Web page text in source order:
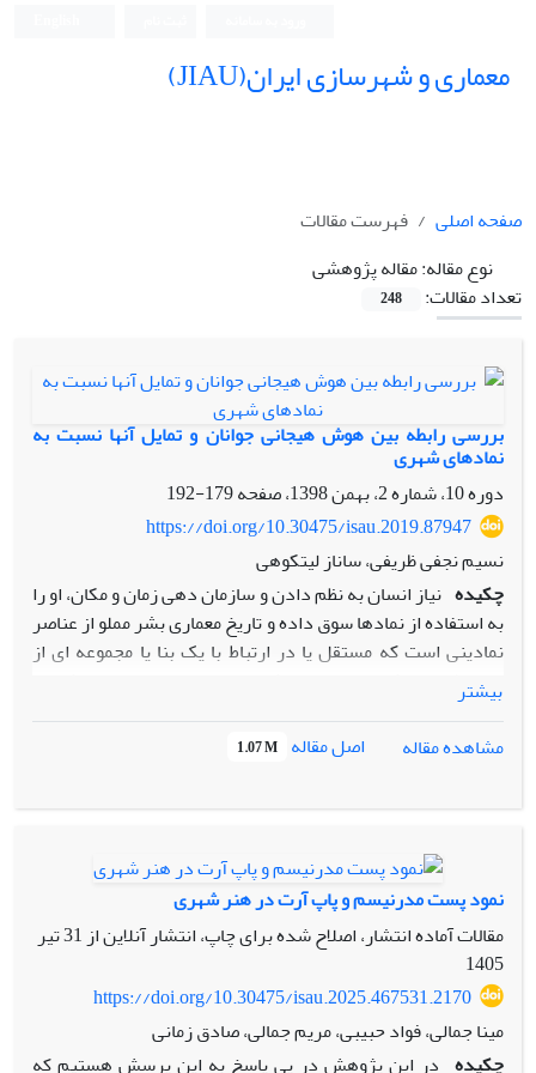
معماری و شهرسازی ایران(JIAU)
صفحه اصلی
فهرست مقالات
نوع مقاله:مقاله پژوهشی
تعداد مقالات:
248
بررسی رابطه بین هوش هیجانی جوانان و تمایل آنها نسبت به
نمادهای شهری
دوره 10، شماره 2، بهمن 1398، صفحه
179-192
https://doi.org/10.30475/isau.2019.87947
نسیم نجفی ظریفی، ساناز لیتکوهی
چکیده نیاز انسان به نظم دادن و سازمان دهی زمان و مکان، او را
به استفاده از نمادها سوق داده و تاریخ معماری بشر مملو از عناصر
نمادینی است که مستقل یا در ارتباط با یک بنا یا مجموعه ای از
بناها ظهور می کنند.المان های شهری نیز به عنوان عناصری که در
آنها غالبا نقش مفهومی و نمادین قوی تر از عملکرد کالبدی است،
به عنوان گونه اصلی عناصر نمادین در سکونتگاه های انسانی درک
می‌شوند.این پژوهش به بررسیرابطه بین مولفه‌های هوش
این موضوع دو پرسشنامه مورد استفاده قرار گرفت: در درجه اول
پرسشنامه استاندارد هوش هیجانی( بار – آن) برای سنجش میزان
هوش هیجانی پاسخ دهندگان بکار رفته و سپس با طراحی
پرسشنامه ای دیگر ترجیحات فضایی آنان مورد سنجش قرار
گرفت. داده‌های بدست آمده از هر دو پرسشنامه با استفاده از
نرم افزارSPSSتجزیه و تحلیل گردید. دراین پژوهش میزان
تاثیرگذاری عناصرنمادین معماری به عنوان یکی از مولفه‌های
کیفیت فضای شهری از منظراستفاده کننده ارزیابی
بیشتر
مشاهده مقاله
اصل مقاله 1.07 M
نمود پست مدرنیسم و پاپ آرت در هنر شهری
مقالات آماده انتشار، اصلاح شده برای چاپ، انتشار آنلاین از
31 تیر
1405
https://doi.org/10.30475/isau.2025.467531.2170
مینا جمالی، فواد حبیبی، مریم جمالی، صادق زمانی
چکیده در این پژوهش در پی پاسخ به این پرسش هستیم که